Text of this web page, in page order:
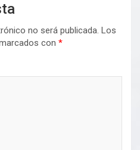
no será publicada. Los
con *